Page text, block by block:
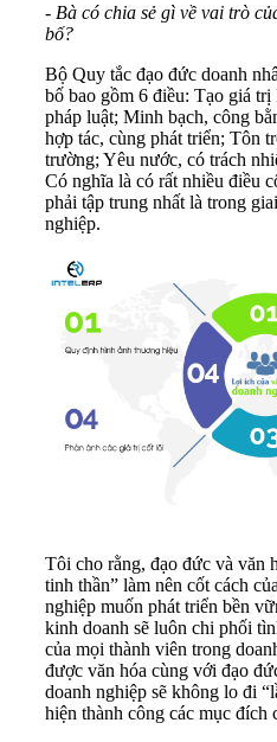
- Bà có chia sẻ gì về vai trò
bố?
Bộ Quy tắc đạo đức doanh
bố bao gồm 6 điều: Tạo giá
pháp luật; Minh bạch, công
hợp tác, cùng phát triển; Tôn
trường; Yêu nước, có trách
Có nghĩa là có rất nhiều điều
phải tập trung nhất là trong
nghiệp.
Tôi cho rằng, đạo đức và văn
tinh thần” làm nên cốt cách
nghiệp muốn phát triển bền
kinh doanh sẽ luôn chi phối
của mọi thành viên trong
được văn hóa cùng với đạo
doanh nghiệp sẽ không lo đi
hiện thành công các mục đích